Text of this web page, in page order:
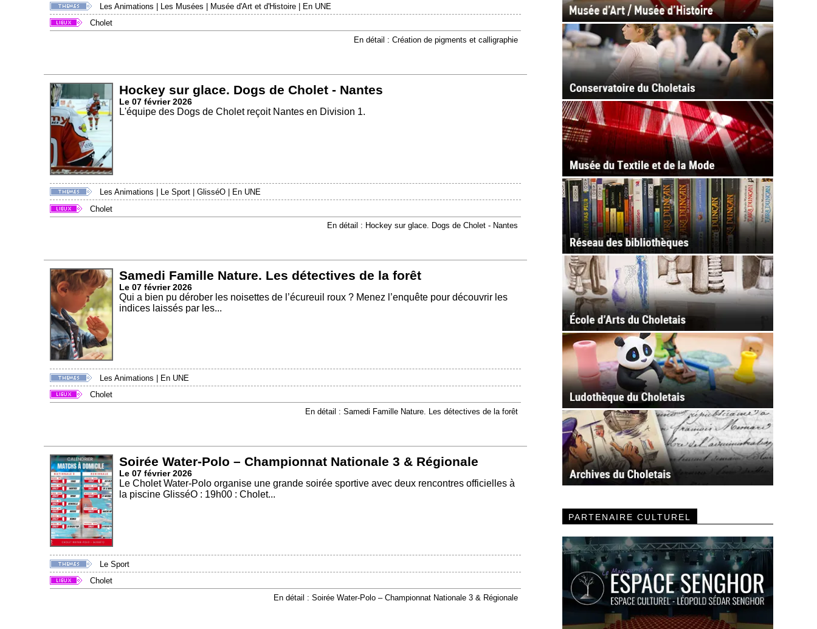
Les Animations | Les Musées | Musée d'Art et d'Histoire | En UNE
Cholet
En détail : Création de pigments et calligraphie
Hockey sur glace. Dogs de Cholet - Nantes
Le 07 février 2026
L'équipe des Dogs de Cholet reçoit Nantes en Division 1.
Les Animations Le Sport GlisséO
En UNE
Cholet
En détail : Hockey sur glace. Dogs de Cholet - Nantes
Samedi Famille Nature. Les détectives de la forêt
Le 07 février 2026
Qui a bien pu dérober les noisettes de l’écureuil roux ? Menez l’enquête pour découvrir les
indices laissés par les...
Les Animations
En UNE
Cholet
En détail : Samedi Famille Nature. Les détectives de la forêt
Soirée Water-Polo – Championnat Nationale 3 & Régionale
Le 07 février 2026
Le Cholet Water-Polo organise une grande soirée sportive avec deux rencontres officielles à
la piscine GlisséO : 19h00 : Cholet...
Le Sport
Cholet
En détail : Soirée Water-Polo – Championnat Nationale 3 & Régionale
PARTENAIRE CULTUREL